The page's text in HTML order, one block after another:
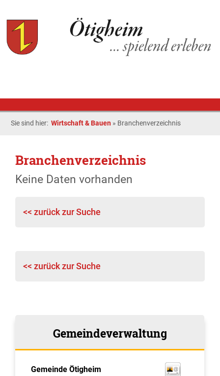
Sie sind hier:Wirtschaft & Bauen » Branchenverzeichnis
Branchenverzeichnis
Keine Daten vorhanden
<< zurück zur Suche
<< zurück zur Suche
Gemeindeverwaltung
Gemeinde Ötigheim